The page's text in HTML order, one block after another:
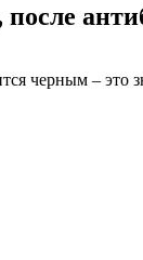
черным – это